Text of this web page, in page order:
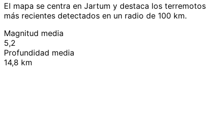
El mapa se centra en Jartum y destaca los terremotos
más recientes detectados en un radio de 100 km.
Magnitud media
5,2
Profundidad media
14,8 km